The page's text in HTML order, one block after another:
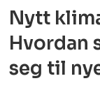
Nytt
Hvordan
seg til